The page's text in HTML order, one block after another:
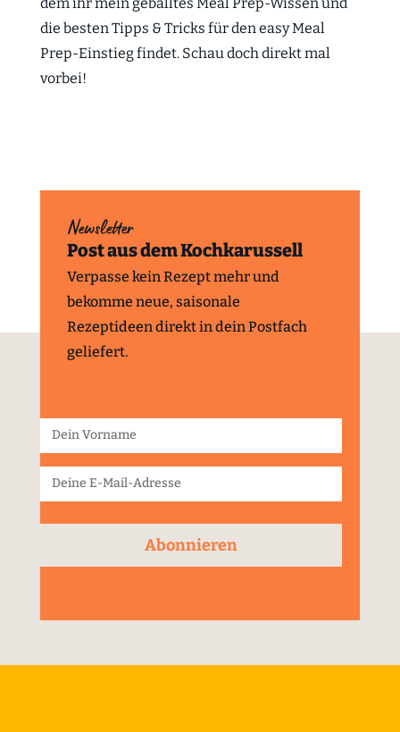
die besten Tipps & Tricks für den easy Meal
Prep-Einstieg findet. Schau doch direkt mal
vorbei!
Newsletter
Post aus dem Kochkarussell
Verpasse kein Rezept mehr und
bekomme neue, saisonale
Rezeptideen direkt in dein Postfach
geliefert.
Abonnieren